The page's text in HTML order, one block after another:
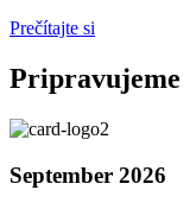
Prečítajte si
Pripravujeme
September 2026